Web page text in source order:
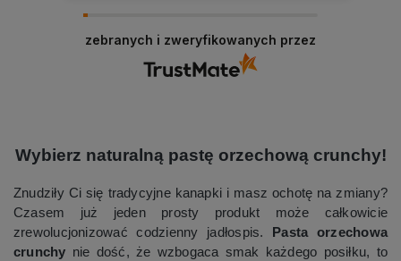
zebranych i zweryfikowanych przez
Wybierz naturalną pastę orzechową crunchy!
Znudziły Ci się tradycyjne kanapki i masz ochotę na zmiany?
Czasem już jeden prosty produkt może całkowicie
zrewolucjonizować codzienny jadłospis.
Pasta orzechowa
crunchy nie dość, że wzbogaca smak każdego posiłku, to